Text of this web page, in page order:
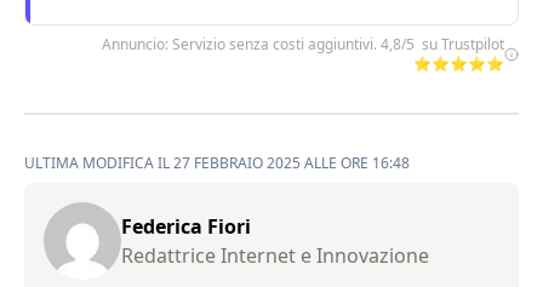
Annuncio: Servizio senza costi aggiuntivi. 4,8/5 su Trustpilot
⭐⭐⭐⭐⭐
ULTIMA MODIFICA IL 27 FEBBRAIO 2025 ALLE ORE 16:48
Federica Fiori
Redattrice Internet e Innovazione